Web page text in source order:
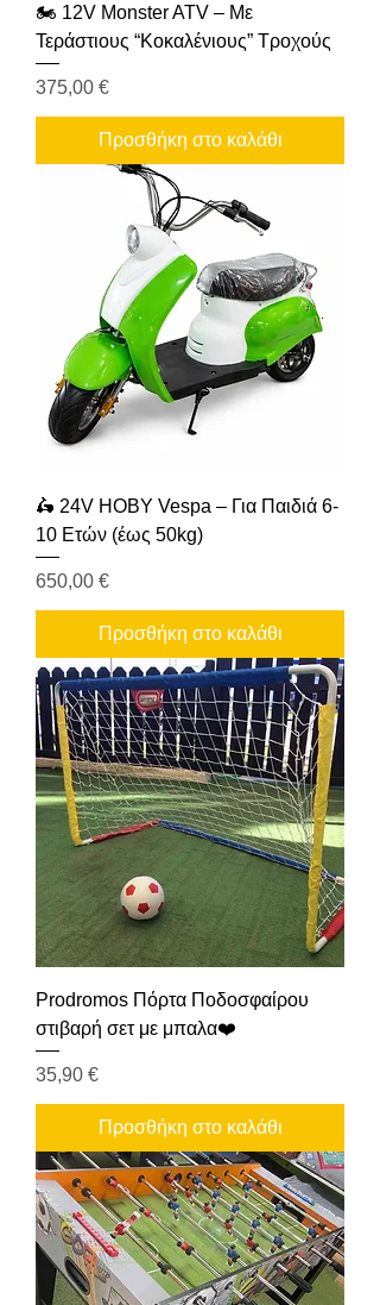
🏍️ 12V Monster ATV – Με
Τεράστιους “Κοκαλένιους” Τροχούς
Τιμή
375,00 €
Προσθήκη στο καλάθι
🛵 24V HOBY Vespa – Για Παιδιά 6-
10 Ετών (έως 50kg)
Τιμή
650,00 €
Προσθήκη στο καλάθι
Prodromos Πόρτα Ποδοσφαίρου
στιβαρή σετ με μπαλα❤️
Τιμή
35,90 €
Προσθήκη στο καλάθι